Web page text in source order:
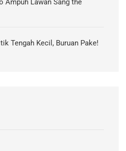
Ampuh Lawan Sang the
Tengah Kecil, Buruan Pake!